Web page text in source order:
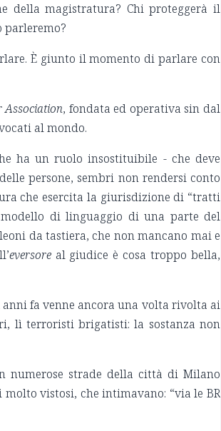
della magistratura? Chi proteggerà il
parleremo?
È giunto il momento di parlare con
Association, fondata ed operativa sin dal
al mondo.
ha un ruolo insostituibile - che deve
persone, sembri non rendersi conto
che esercita la giurisdizione di “tratti
di linguaggio di una parte del
da tastiera, che non mancano mai e
eversoreal giudice è cosa troppo bella,
fa venne ancora una volta rivolta ai
lì terroristi brigatisti: la sostanza non
numerose strade della città di Milano
vistosi, che intimavano: “via le BR